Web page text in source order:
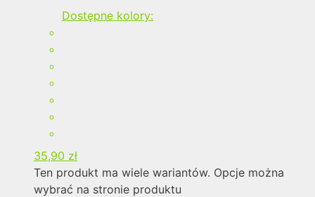
Dostępne kolory:
35,90 zł
Ten produkt ma wiele wariantów. Opcje można
wybrać na stronie produktu